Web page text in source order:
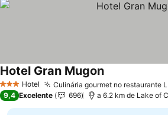
3 EstrelasHotel Culinária gourmet no restaurante
Hotel Gran MugonVer preços
9,4 Excelente 696 a 6.2 km de Lake of